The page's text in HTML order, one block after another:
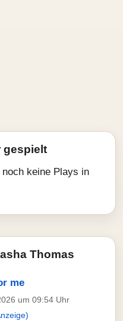
gespielt
keine Plays in
Thomas
me
um 09:54 Uhr